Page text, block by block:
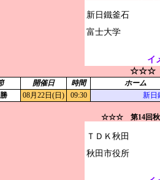
新日鐵釜石
イ
☆☆☆
開催日 時間
ホーム
08月22日(日) 09:30 新日
☆☆☆ 第14回秋
ＴＤＫ秋田